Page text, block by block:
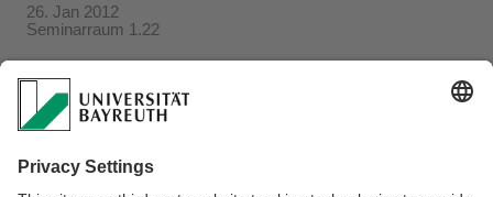
26. Jan 2012
Seminarraum 1.22
Verantwortlich für die Redaktion: